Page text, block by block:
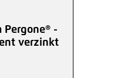
Pergone® -
verzinkt